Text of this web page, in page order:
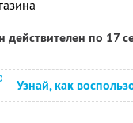
действителен по 17
Узнай, как